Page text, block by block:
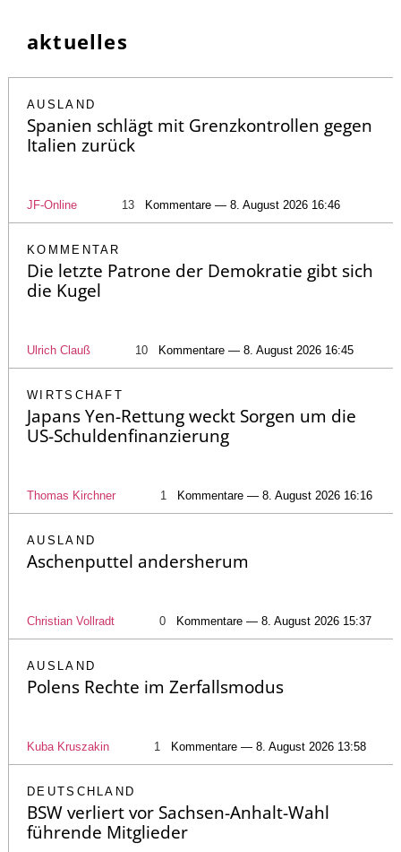
aktuelles
AUSLAND
Spanien schlägt mit Grenzkontrollen gegen
Italien zurück
JF-Online 13 Kommentare — 8. August 2026 16:46
KOMMENTAR
Die letzte Patrone der Demokratie gibt sich
die Kugel
Ulrich Clauß 10 Kommentare — 8. August 2026 16:45
WIRTSCHAFT
Japans Yen-Rettung weckt Sorgen um die
US-Schuldenfinanzierung
Thomas Kirchner 1 Kommentare — 8. August 2026 16:16
AUSLAND
Aschenputtel andersherum
Christian Vollradt 0 Kommentare — 8. August 2026 15:37
AUSLAND
Polens Rechte im Zerfallsmodus
Kuba Kruszakin 1 Kommentare — 8. August 2026 13:58
DEUTSCHLAND
BSW verliert vor Sachsen-Anhalt-Wahl
führende Mitglieder